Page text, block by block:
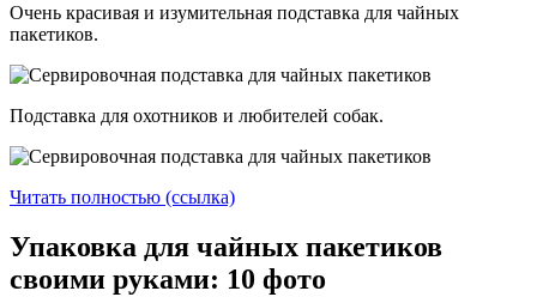
Очень красивая и изумительная подставка для чайных
пакетиков.
Подставка для охотников и любителей собак.
Читать полностью (ссылка)
Упаковка для чайных пакетиков
своими руками: 10 фото